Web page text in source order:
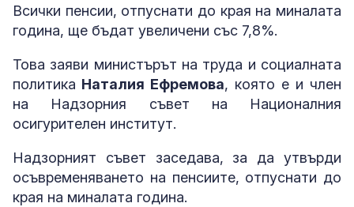
Всички пенсии, отпуснати до края на миналата
година, ще бъдат увеличени със 7,8%.
Това заяви министърът на труда и социалната
политика Наталия Ефремова, която е и член
на Надзорния съвет на Националния
осигурителен институт.
Надзорният съвет заседава, за да утвърди
осъвременяването на пенсиите, отпуснати до
края на миналата година.